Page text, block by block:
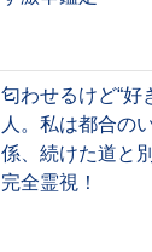
匂わせるけど“好
人。私は都合の
係、続けた道と
完全霊視！